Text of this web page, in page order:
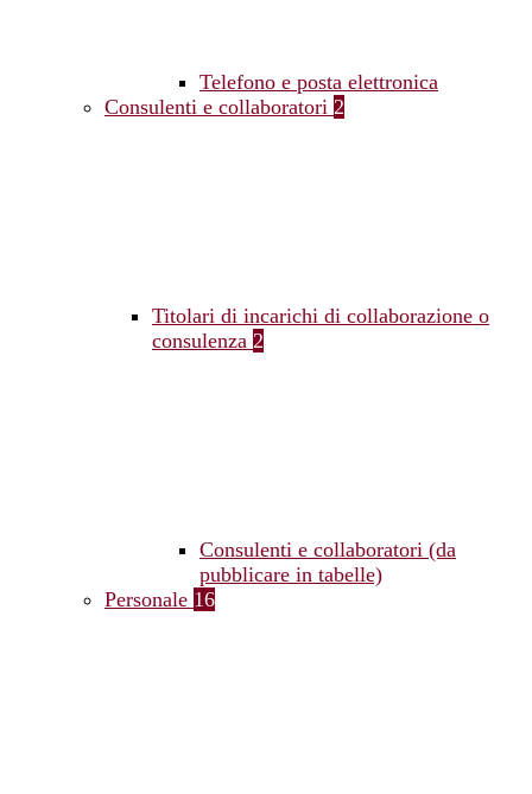
Telefono e posta elettronica
Consulenti e collaboratori 2
Titolari di incarichi di collaborazione o
consulenza 2
Consulenti e collaboratori (da
pubblicare in tabelle)
Personale 16